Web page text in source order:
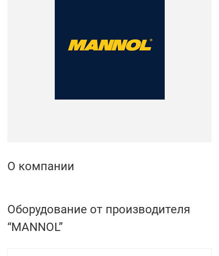
О компании
Оборудование от производителя
“MANNOL”